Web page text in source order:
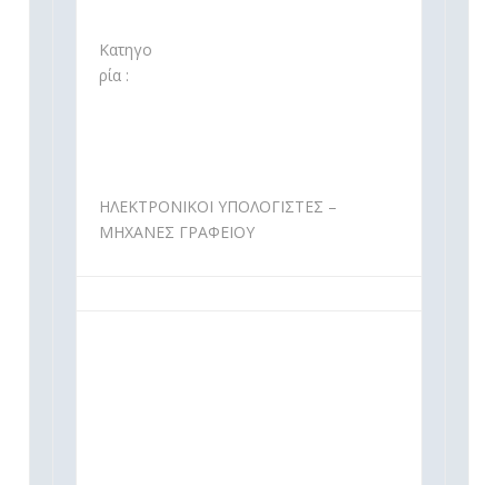
Κατηγο
ρία :
ΗΛΕΚΤΡΟΝΙΚΟΙ ΥΠΟΛΟΓΙΣΤΕΣ –
ΜΗΧΑΝΕΣ ΓΡΑΦΕΙΟΥ